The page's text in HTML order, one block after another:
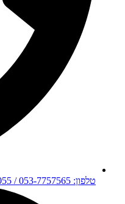
טלפון: 053-7757565 / 052-2416-055